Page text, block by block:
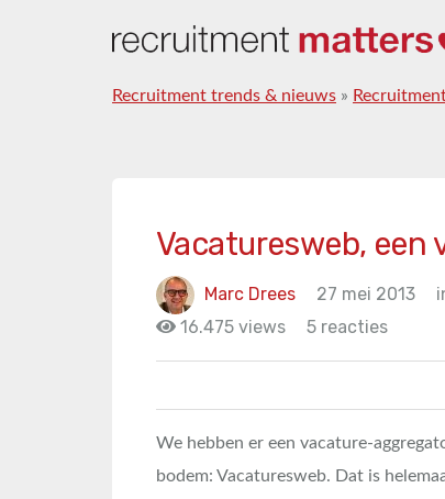
Recruitment trends & nieuws »
Vacaturesweb, een
Marc Drees 27 mei 2013
16.475 views
5 reacties
We hebben er een vacature-
bodem: Vacaturesweb. Dat is